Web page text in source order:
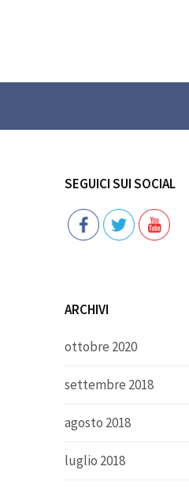
SEGUICI SUI SOCIAL
Follow
ARCHIVI
ottobre 2020
settembre 2018
agosto 2018
luglio 2018